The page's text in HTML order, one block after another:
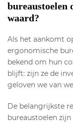
bureaustoelen
waard?
Als het aankomt
ergonomische
bekend om hun
blijft: zijn ze de
geloven we van
De belangrijkste
bureaustoelen